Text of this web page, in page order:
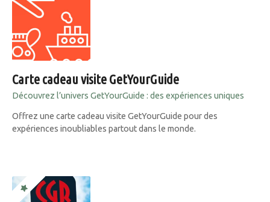
Carte cadeau visite GetYourGuide
Découvrez l’univers GetYourGuide : des expériences uniques
Offrez une carte cadeau visite GetYourGuide pour des
expériences inoubliables partout dans le monde.